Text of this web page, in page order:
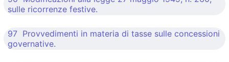
sulle ricorrenze festive.
97 Provvedimenti in materia di tasse sulle concessioni
governative.